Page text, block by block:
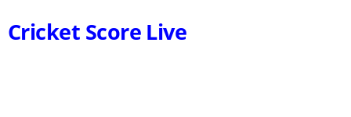
Cricket Score Live